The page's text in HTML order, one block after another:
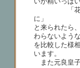
「花の色
に」
と来られたら
わらないよう
を比較した様
います。
また元良皇